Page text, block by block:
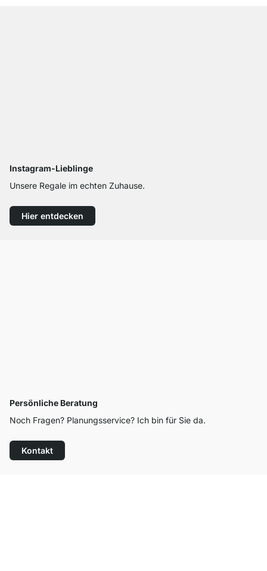
Instagram-Lieblinge
Unsere Regale im echten Zuhause.
Hier entdecken
Persönliche Beratung
Noch Fragen? Planungsservice? Ich bin für Sie da.
Kontakt